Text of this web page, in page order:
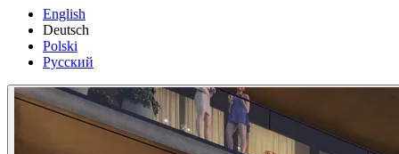
English
Deutsch
Polski
Русский